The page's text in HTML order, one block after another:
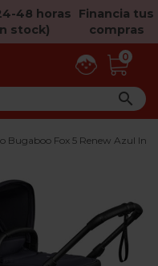
48 horas
stock)
Financia tus
compras
0

Bugaboo Fox 5 Renew Azul